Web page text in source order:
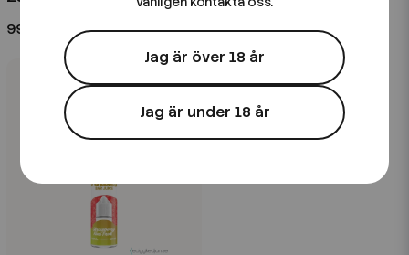
99 kr
99 kr
Jag är över 18 år
Jag är under 18 år